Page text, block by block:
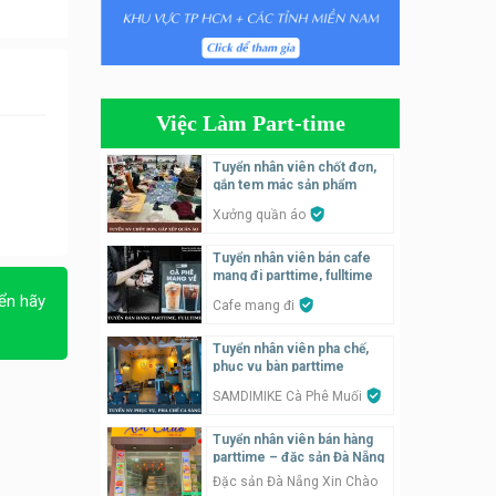
hãy
Tuyển nhân viên tiếp thực,
phục vụ bàn
– hỗ trợ ăn ở
Quán bánh đa cua
parttime
Tuyển nhân viên bán hàng
parttime
Húp Tea
Tuyển nhân viên pha chế
tiệm trà sữa
TRÀ SỮA THÁI LAN
Việc Làm Part-time
Tuyển nhân viên chốt đơn,
gắn tem mác sản phẩm
Xưởng quần áo
Tuyển nhân viên bán cafe
mang đi parttime, fulltime
Cafe mang đi
Tuyển nhân viên pha chế,
phục vụ bàn parttime
SAMDIMIKE Cà Phê Muối
Tuyển nhân viên bán hàng
parttime – đặc sản Đà Nẵng
Đặc sản Đà Nẵng Xin Chào